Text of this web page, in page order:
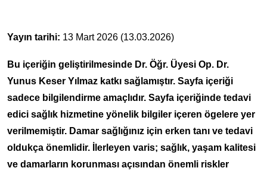
Yayın tarihi: 13 Mart 2026 (13.03.2026)
Bu içeriğin geliştirilmesinde Dr. Öğr. Üyesi Op. Dr.
Yunus Keser Yılmaz katkı sağlamıştır. Sayfa içeriği
sadece bilgilendirme amaçlıdır. Sayfa içeriğinde tedavi
edici sağlık hizmetine yönelik bilgiler içeren ögelere yer
verilmemiştir. Damar sağlığınız için erken tanı ve tedavi
oldukça önemlidir. İlerleyen varis; sağlık, yaşam kalitesi
ve damarların korunması açısından önemli riskler